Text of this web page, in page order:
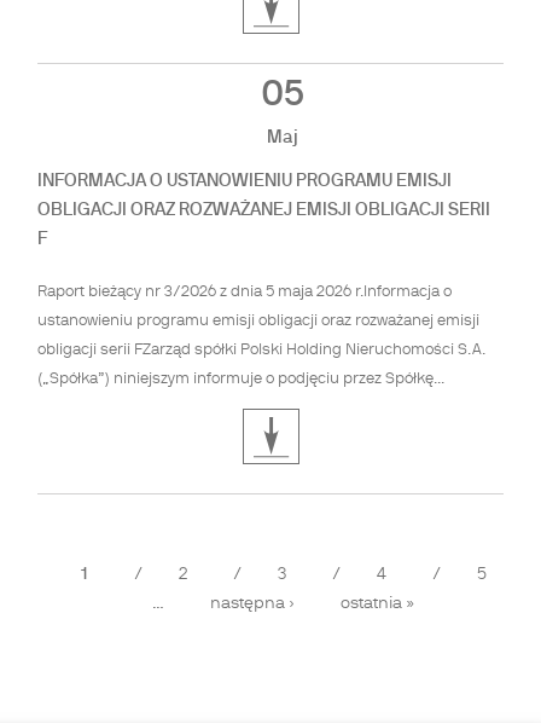
05
Maj
INFORMACJA O USTANOWIENIU PROGRAMU EMISJI
OBLIGACJI ORAZ ROZWAŻANEJ EMISJI OBLIGACJI SERII
F
Raport bieżący nr 3/2026 z dnia 5 maja 2026 r.Informacja o
ustanowieniu programu emisji obligacji oraz rozważanej emisji
obligacji serii FZarząd spółki Polski Holding Nieruchomości S.A.
(„Spółka”) niniejszym informuje o podjęciu przez Spółkę...
1 2 3 4
5
…
następna › ostatnia »